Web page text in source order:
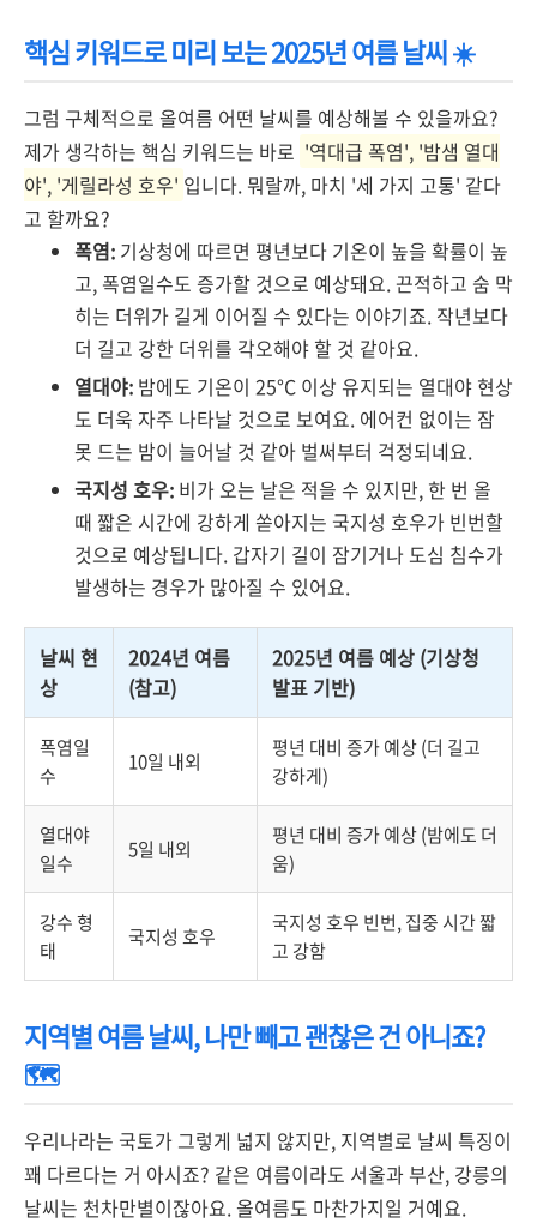
핵심 키워드로 미리 보는 2025년 여름 날씨 ☀️
그럼 구체적으로 올여름 어떤 날씨를 예상해볼 수 있을까요?
제가 생각하는 핵심 키워드는 바로 '역대급 폭염', '밤샘 열대
야', '게릴라성 호우' 입니다. 뭐랄까, 마치 '세 가지 고통' 같다
고 할까요?
폭염: 기상청에 따르면 평년보다 기온이 높을 확률이 높
고, 폭염일수도 증가할 것으로 예상돼요. 끈적하고 숨 막
히는 더위가 길게 이어질 수 있다는 이야기죠. 작년보다
더 길고 강한 더위를 각오해야 할 것 같아요.
열대야: 밤에도 기온이 25°C 이상 유지되는 열대야 현상
도 더욱 자주 나타날 것으로 보여요. 에어컨 없이는 잠
못 드는 밤이 늘어날 것 같아 벌써부터 걱정되네요.
국지성 호우: 비가 오는 날은 적을 수 있지만, 한 번 올
때 짧은 시간에 강하게 쏟아지는 국지성 호우가 빈번할
것으로 예상됩니다. 갑자기 길이 잠기거나 도심 침수가
발생하는 경우가 많아질 수 있어요.
날씨 현
상
2024년 여름
(참고)
2025년 여름 예상 (기상청
발표 기반)
폭염일
수
10일 내외
평년 대비 증가 예상 (더 길고
강하게)
열대야
일수
5일 내외
평년 대비 증가 예상 (밤에도 더
움)
강수 형
태
국지성 호우
국지성 호우 빈번, 집중 시간 짧
고 강함
지역별 여름 날씨, 나만 빼고 괜찮은 건 아니죠?
🗺️
우리나라는 국토가 그렇게 넓지 않지만, 지역별로 날씨 특징이
꽤 다르다는 거 아시죠? 같은 여름이라도 서울과 부산, 강릉의
날씨는 천차만별이잖아요. 올여름도 마찬가지일 거예요.